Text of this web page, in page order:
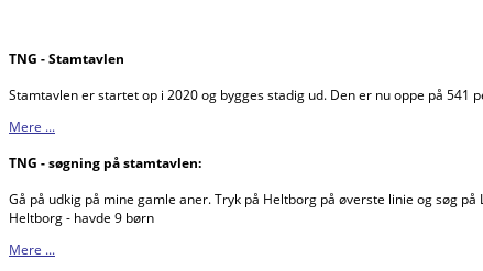
TNG - Stamtavlen
Stamtavlen er startet op i 2020 og bygges stadig ud. Den er nu oppe på 541
Mere ...
TNG - søgning på stamtavlen:
Gå på udkig på mine gamle aner. Tryk på Heltborg på øverste linie og søg
Heltborg - havde 9 børn
Mere ...